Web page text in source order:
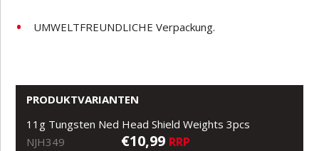
UMWELTFREUNDLICHE Verpackung.
PRODUKTVARIANTEN
11g Tungsten Ned Head Shield Weights 3pcs
NJH349
€10,99 RRP